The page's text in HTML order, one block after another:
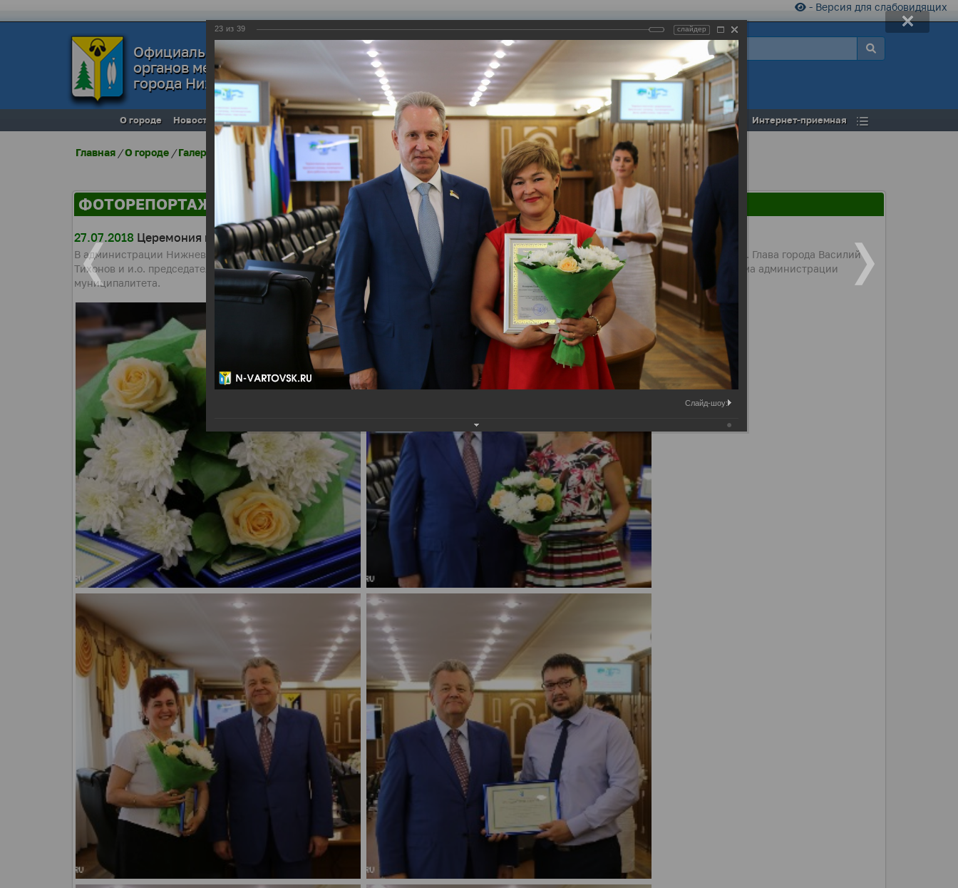
- Версия для слабовидящих
Официальный сайт
органов местного самоуправления
города Нижневартовска
О городе Новости Местное самоуправление Документы Муниципальные услуги Торговая площадка Открытый бюджет Интернет-приемная
Главная /О городе /Галерея города / Фоторепортажи
ФОТОРЕПОРТАЖИ
27.07.2018 Церемония награждения ко Дню работника торговли
В администрации Нижневартовска состоялось торжественное мероприятие, приуроченное к празднованию Дня работника торговли. Глава города Василий
Тихонов и и.о. председателя Думы Сергей Землянкин вручили участникам почетные грамоты главы города и Благодарственные письма администрации
муниципалитета.
23 из 39 слайдер
Слайд-шоу: